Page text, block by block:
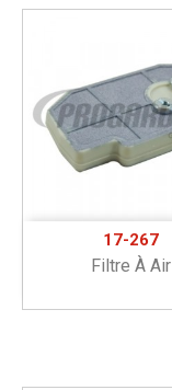
17-267
Filtre À Air